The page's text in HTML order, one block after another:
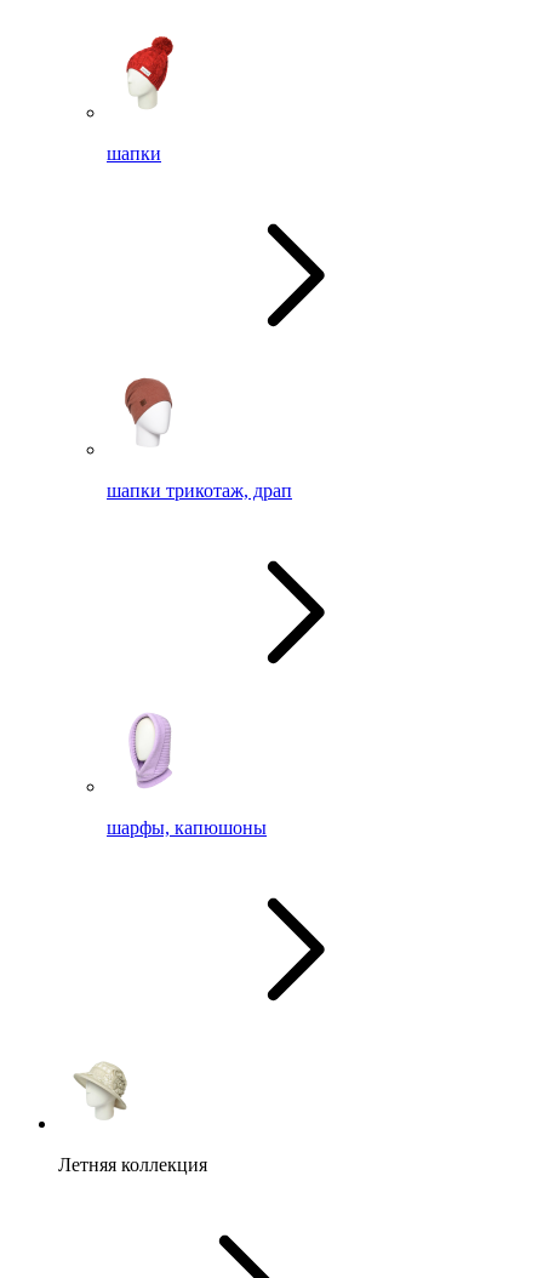
шапки
шапки трикотаж, драп
шарфы, капюшоны
Летняя коллекция